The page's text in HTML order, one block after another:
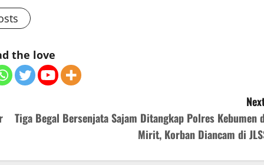
the love
Tiga Begal Bersenjata Sajam Ditangkap Polres Kebumen
Mirit, Korban Diancam di